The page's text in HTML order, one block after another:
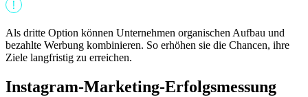
Als dritte Option können Unternehmen organischen Aufbau und
bezahlte Werbung kombinieren. So erhöhen sie die Chancen, ihre
Ziele langfristig zu erreichen.
Instagram-Marketing-Erfolgsmessung